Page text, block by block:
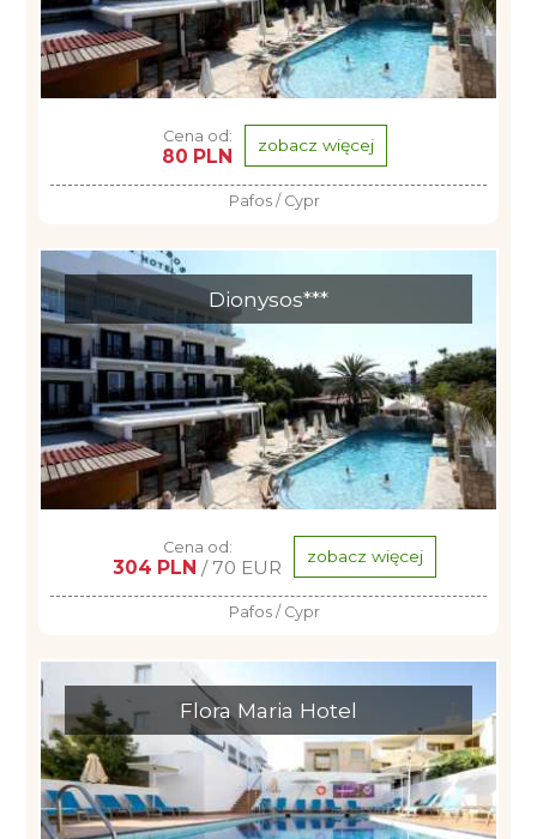
Cena od:
80 PLN zobacz więcej
Pafos / Cypr
Dionysos***
Cena od:
304 PLN / 70 EUR zobacz więcej
Pafos / Cypr
Flora Maria Hotel